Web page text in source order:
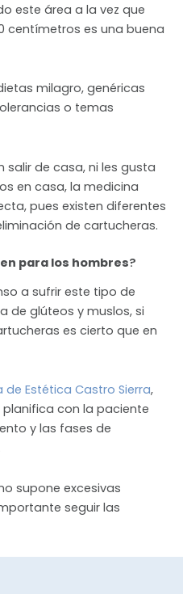
este área a la vez que
centímetros es una buena
milagro, genéricas
o temas
salir de casa, ni les gusta
en casa, la medicina
pues existen diferentes
de cartucheras.
para los hombres?
a sufrir este tipo de
de glúteos y muslos, si
es cierto que en
de Estética Castro Sierra,
con la paciente
y las fases de
supone excesivas
seguir las